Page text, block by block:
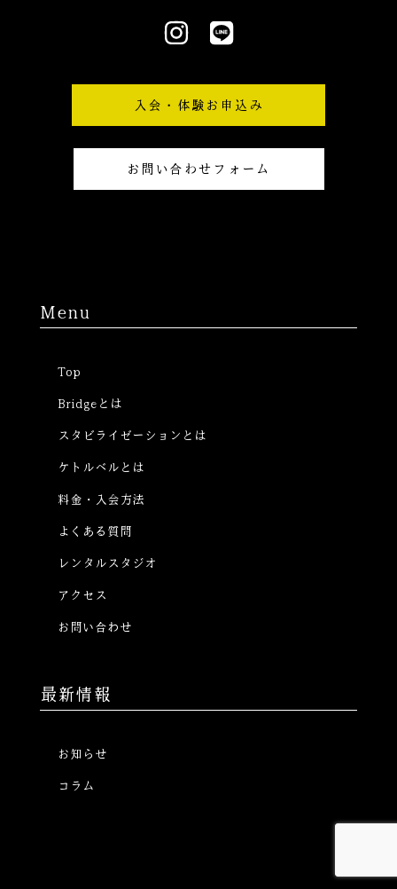
I
n
t
a
g
r
L
i
e
入会・体験お申込み
お問い合わせフォーム
Menu
Top
Bridgeとは
スタビライゼーションとは
ケトルベルとは
料金・入会方法
よくある質問
レンタルスタジオ
アクセス
お問い合わせ
最新情報
お知らせ
コラム